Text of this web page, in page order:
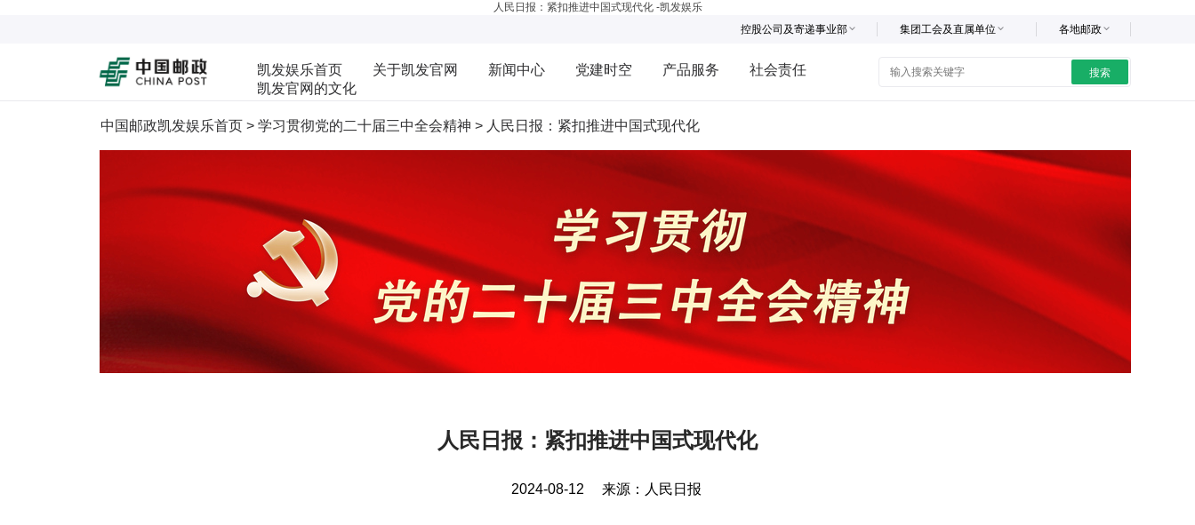
人民日报：紧扣推进中国式现代化 -凯发娱乐
各地邮政
集团工会及直属单位
控股公司及寄递事业部
凯发娱乐首页 关于凯发官网 新闻中心 党建时空 产品服务
社会责任
凯发官网的文化
搜索
中国邮政凯发娱乐首页> 学习贯彻党的二十届三中全会精神 > 人民日报：紧扣推进中国式现代化
人民日报：紧扣推进中国式现代化
2024-08-12 来源： 人民日报